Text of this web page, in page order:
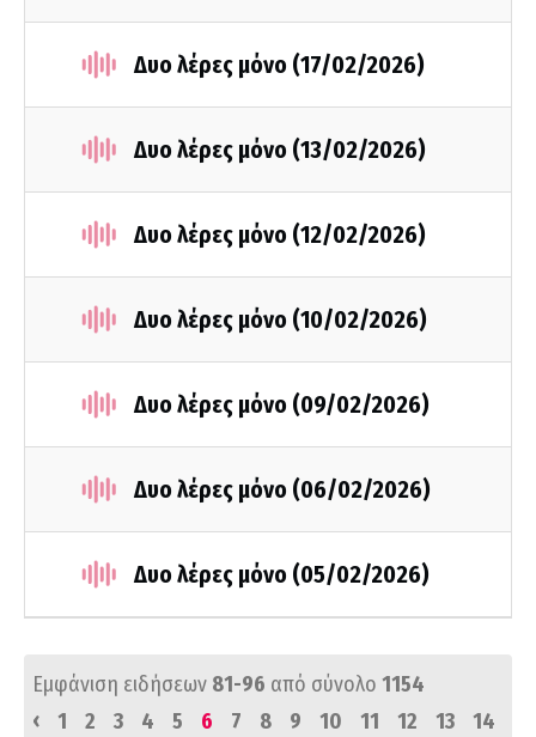
Δυο λέρες μόνο (17/02/2026)
Δυο λέρες μόνο (13/02/2026)
Δυο λέρες μόνο (12/02/2026)
Δυο λέρες μόνο (10/02/2026)
Δυο λέρες μόνο (09/02/2026)
Δυο λέρες μόνο (06/02/2026)
Δυο λέρες μόνο (05/02/2026)
Εμφάνιση ειδήσεων 81-96 από σύνολο 1154
‹
1 2 3 4 5 6 7 8 9 10 11 12 13
14